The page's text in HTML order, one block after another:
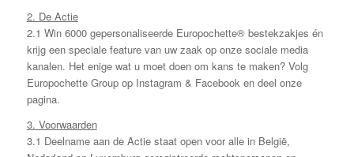
2. De Actie
2.1 Win 6000 gepersonaliseerde Europochette® bestekzakjes én
krijg een speciale feature van uw zaak op onze sociale media
kanalen. Het enige wat u moet doen om kans te maken? Volg
Europochette Group op Instagram & Facebook en deel onze
pagina.
3. Voorwaarden
3.1 Deelname aan de Actie staat open voor alle in België,